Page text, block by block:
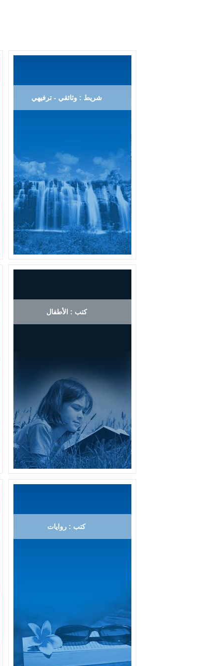
شريط : وثائقي - ترفيهي
كتب : الأطفال
كتب : روايات